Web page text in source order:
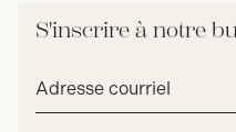
S'inscrire à notre
Adresse